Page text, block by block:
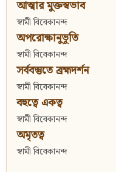
আত্মার মুক্তস্বভাব
স্বামী বিবেকানন্দ
অপরোক্ষানুভূতি
স্বামী বিবেকানন্দ
সর্ববস্তুতে ব্রহ্মদর্শন
স্বামী বিবেকানন্দ
বহুত্বে একত্ব
স্বামী বিবেকানন্দ
অমৃতত্ব
স্বামী বিবেকানন্দ